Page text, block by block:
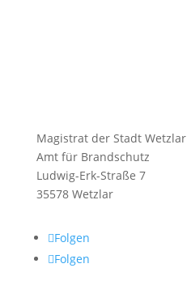
Magistrat der Stadt Wetzlar
Amt für Brandschutz
Ludwig-Erk-Straße 7
35578 Wetzlar
Folgen
Folgen